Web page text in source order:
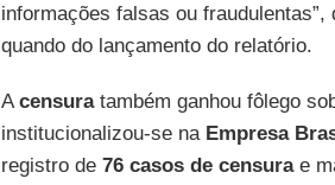
informações falsas ou
quando do lançamento do relatório.
Acensuratambém ganhou fôlego
institucionalizou-se na Empresa
registro de 76 casos de censurae